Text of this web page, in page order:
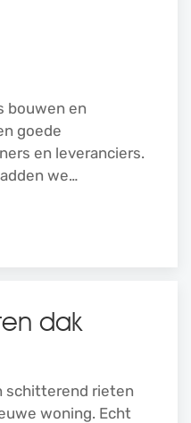
bouwen en
goede
en leveranciers.
we…
dak
schitterend rieten
woning. Echt